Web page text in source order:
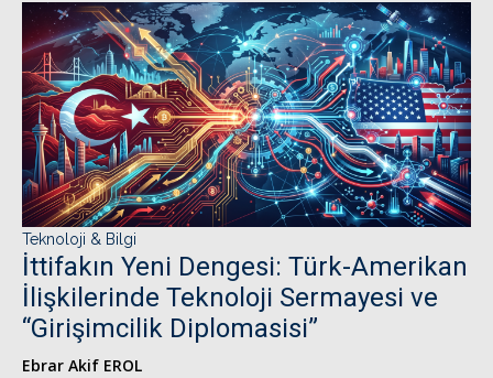
Teknoloji & Bilgi
İttifakın Yeni Dengesi: Türk-Amerikan
İlişkilerinde Teknoloji Sermayesi ve
“Girişimcilik Diplomasisi”
Ebrar Akif EROL